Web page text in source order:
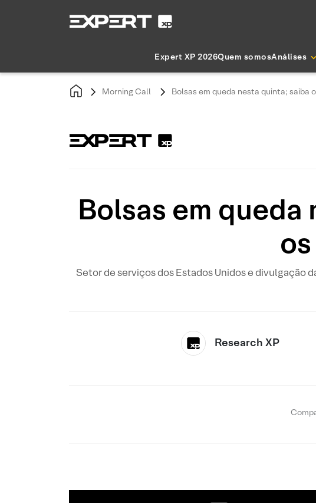
Expert XP 2026Quem somosAnálises
Morning Call Bolsas em queda nesta quinta; saiba
Bolsas em queda
Setor de serviços dos Estados Unidos e divulgação
Research XP